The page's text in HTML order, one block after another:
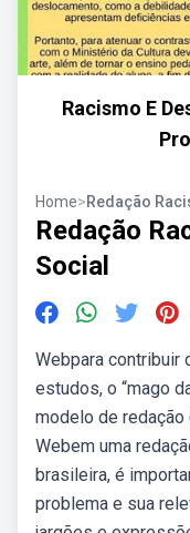
Racismo E
Home>Redação
Redação
Social
Webpara contribuir
estudos, o “mago
modelo de
Webem uma
brasileira, é
problema e sua